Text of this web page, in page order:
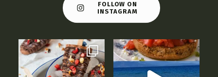
FOLLOW ON
INSTAGRAM